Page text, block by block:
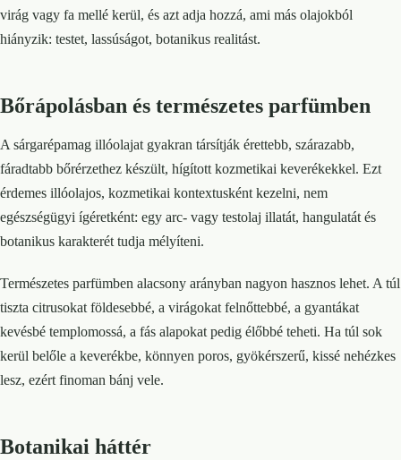
virág vagy fa mellé kerül, és azt adja hozzá, ami más olajokból
hiányzik: testet, lassúságot, botanikus realitást.
Bőrápolásban és természetes parfümben
A sárgarépamag illóolajat gyakran társítják érettebb, szárazabb,
fáradtabb bőrérzethez készült, hígított kozmetikai keverékekkel. Ezt
érdemes illóolajos, kozmetikai kontextusként kezelni, nem
egészségügyi ígéretként: egy arc- vagy testolaj illatát, hangulatát és
botanikus karakterét tudja mélyíteni.
Természetes parfümben alacsony arányban nagyon hasznos lehet. A túl
tiszta citrusokat földesebbé, a virágokat felnőttebbé, a gyantákat
kevésbé templomossá, a fás alapokat pedig élőbbé teheti. Ha túl sok
kerül belőle a keverékbe, könnyen poros, gyökérszerű, kissé nehézkes
lesz, ezért finoman bánj vele.
Botanikai háttér